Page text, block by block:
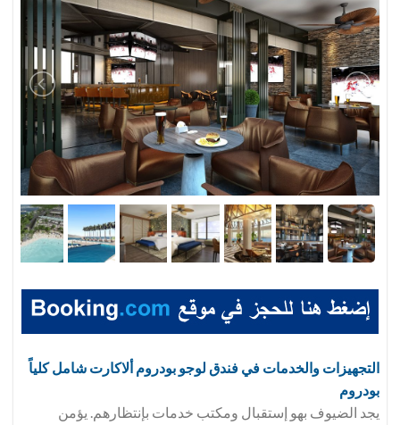
التجهيزات والخدمات في فندق لوجو بودروم ألاكارت شامل كلياً
بودروم
يجد الضيوف بهو إستقبال ومكتب خدمات بإنتظارهم. يؤمن